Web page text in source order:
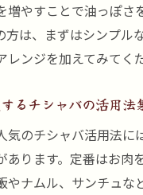
増やすことで油っぽさ
方は、まずはシンプル
レンジを加えてみてく
るチシャバの活用法
気のチシャバ活用法に
あります。定番はお肉
やナムル、サンチュな